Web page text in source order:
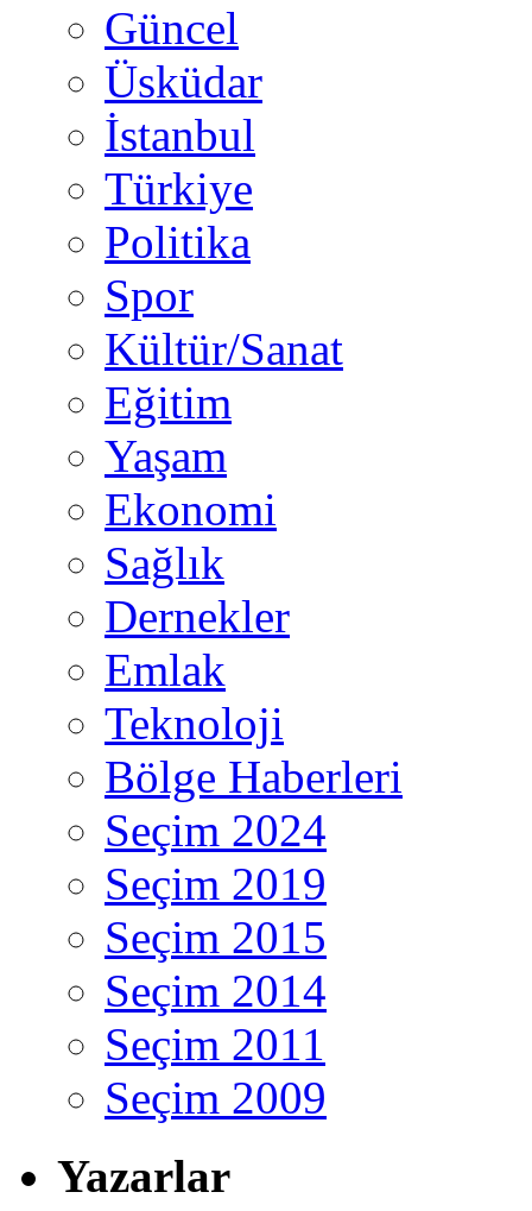
Güncel
Üsküdar
İstanbul
Türkiye
Politika
Spor
Kültür/Sanat
Eğitim
Yaşam
Ekonomi
Sağlık
Dernekler
Emlak
Teknoloji
Bölge Haberleri
Seçim 2024
Seçim 2019
Seçim 2015
Seçim 2014
Seçim 2011
Seçim 2009
Yazarlar